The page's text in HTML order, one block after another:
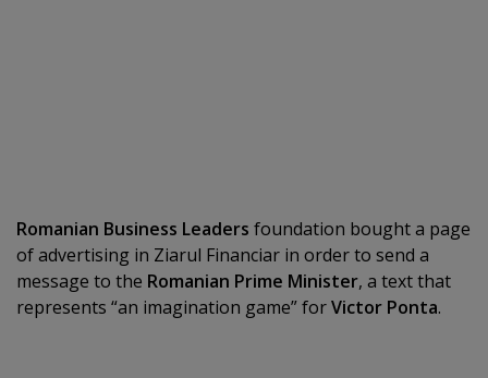
Romanian Business Leaders foundation bought a page
of advertising in Ziarul Financiar in order to send a
message to the Romanian Prime Minister, a text that
represents “an imagination game” forVictor Ponta.